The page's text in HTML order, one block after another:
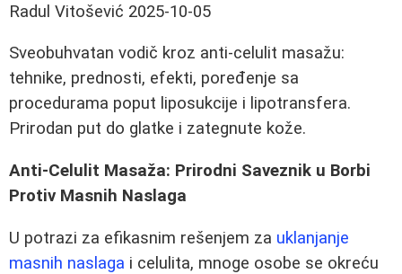
Radul Vitošević 2025-10-05
Sveobuhvatan vodič kroz anti-celulit masažu:
tehnike, prednosti, efekti, poređenje sa
procedurama poput liposukcije i lipotransfera.
Prirodan put do glatke i zategnute kože.
Anti-Celulit Masaža: Prirodni Saveznik u Borbi
Protiv Masnih Naslaga
U potrazi za efikasnim rešenjem za uklanjanje
masnih naslaga i celulita, mnoge osobe se okreću